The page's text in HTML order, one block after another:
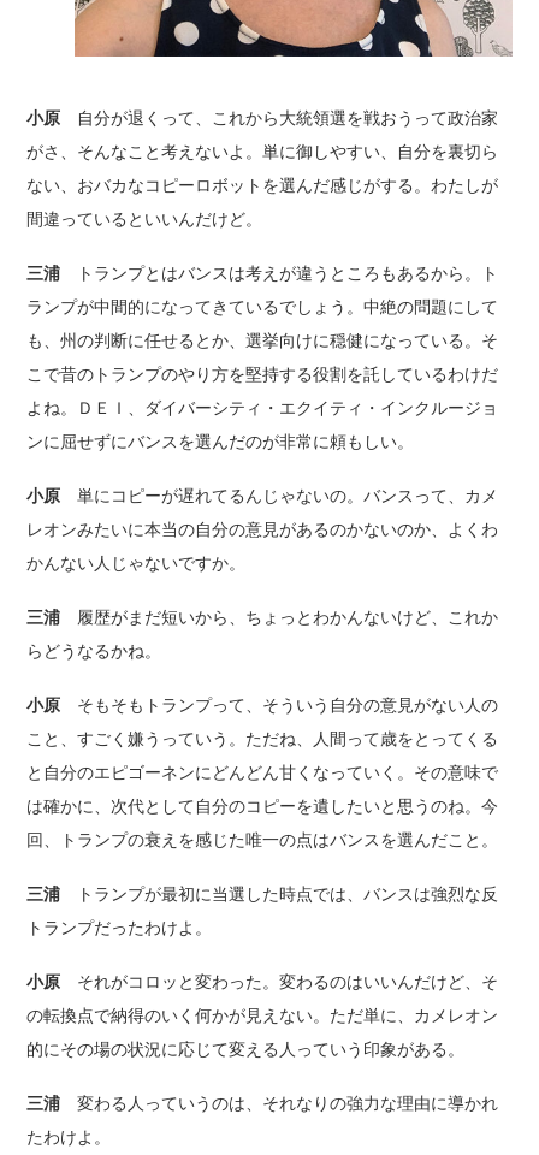
小原 自分が退くって、これから大統領選を戦おうって政治家
がさ、そんなこと考えないよ。単に御しやすい、自分を裏切ら
ない、おバカなコピーロボットを選んだ感じがする。わたしが
間違っているといいんだけど。
三浦
トランプとはバンスは考えが違うところもあるから。ト
ランプが中間的になってきているでしょう。中絶の問題にして
も、州の判断に任せるとか、選挙向けに穏健になっている。そ
こで昔のトランプのやり方を堅持する役割を託しているわけだ
よね。ＤＥＩ、ダイバーシティ・エクイティ・インクルージョ
ンに屈せずにバンスを選んだのが非常に頼もしい。
小原単にコピーが遅れてるんじゃないの。バンスって、カメ
レオンみたいに本当の自分の意見があるのかないのか、よくわ
かんない人じゃないですか。
三浦履歴がまだ短いから、ちょっとわかんないけど、これか
らどうなるかね。
小原 そもそもトランプって、そういう自分の意見がない人の
こと、すごく嫌うっていう。ただね、人間って歳をとってくる
と自分のエピゴーネンにどんどん甘くなっていく。その意味で
は確かに、次代として自分のコピーを遺したいと思うのね。今
回、トランプの衰えを感じた唯一の点はバンスを選んだこと。
三浦
トランプが最初に当選した時点では、バンスは強烈な反
トランプだったわけよ。
小原 それがコロッと変わった。変わるのはいいんだけど、そ
の転換点で納得のいく何かが見えない。ただ単に、カメレオン
的にその場の状況に応じて変える人っていう印象がある。
三浦変わる人っていうのは、それなりの強力な理由に導かれ
たわけよ。